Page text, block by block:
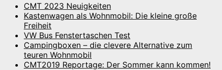
CMT 2023 Neuigkeiten
Kastenwagen als Wohnmobil: Die kleine große
Freiheit
VW Bus Fenstertaschen Test
Campingboxen – die clevere Alternative zum
teuren Wohnmobil
CMT2019 Reportage: Der Sommer kann kommen!